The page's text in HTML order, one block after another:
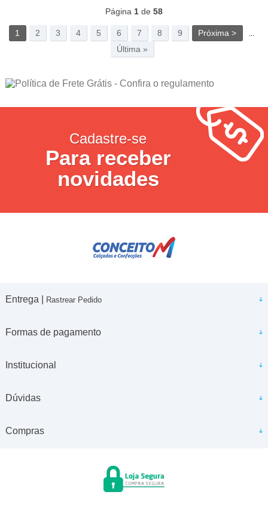
Página 1de 58
1 2 3 4 5 6 7 8 9 Próxima > ...
Última »
Cadastre-se
Para receber
novidades
Entrega | Rastrear Pedido
Formas de pagamento
Institucional
Dúvidas
Compras